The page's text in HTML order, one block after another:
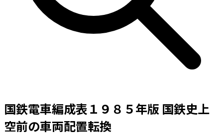
国鉄電車編成表１９８５年版 国鉄史上
空前の車両配置転換